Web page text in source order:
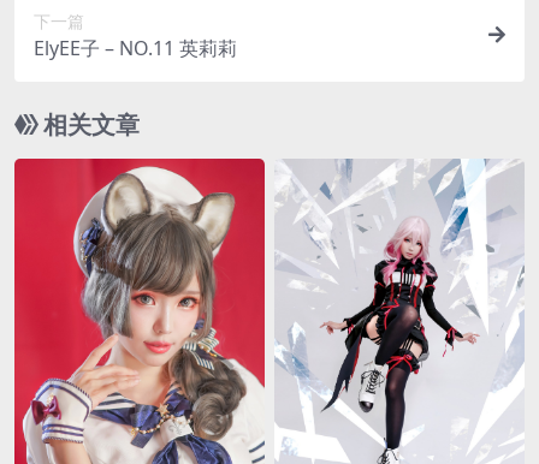
下一篇
ElyEE子 – NO.11 英莉莉
相关文章